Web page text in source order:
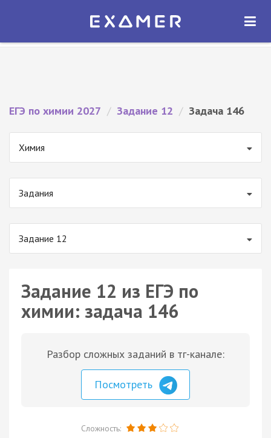
Экзамер — ЕГЭ 2027
ОТКРЫТЬ
ЕГЭ по химии 2027 / Задание 12 / Задача 146
Химия
Задания
Задание 12
Задание 12 из ЕГЭ по
химии: задача 146
Разбор сложных заданий в тг-канале:
Посмотреть
Сложность: